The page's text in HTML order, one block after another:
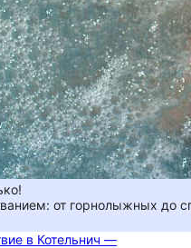
от горнолыжных до